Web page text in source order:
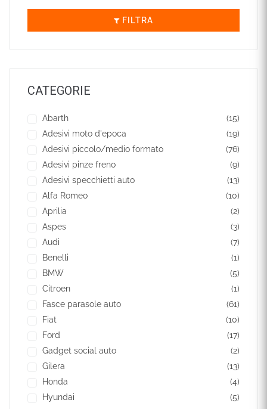
FILTRA
CATEGORIE
Abarth
(15)
Adesivi moto d'epoca
(19)
Adesivi piccolo/medio formato
(76)
Adesivi pinze freno
(9)
Adesivi specchietti auto
(13)
Alfa Romeo
(10)
Aprilia
(2)
Aspes
(3)
Audi
(7)
Benelli
(1)
BMW
(5)
Citroen
(1)
Fasce parasole auto
(61)
Fiat
(10)
Ford
(17)
Gadget social auto
(2)
Gilera
(13)
Honda
(4)
Hyundai
(5)